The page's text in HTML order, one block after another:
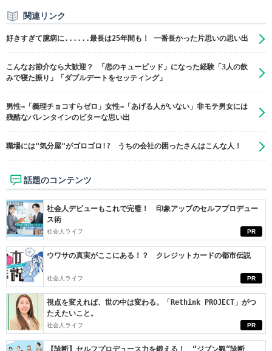
関連リンク
好きすぎて臆病に......最長は25年間も！ 一番長かった片思いの思い出
こんなお節介なら大歓迎？ 「恋のキューピッド」になった経験「3人の飲
みで寝た振り」「ダブルデートをセッティング」
男性→「義理チョコすらゼロ」女性→「あげる人がいない」非モテ男女には
残酷なバレンタインのビターな思い出
職場には"気分屋"がゴロゴロ!? うちの会社の困ったさんはこんな人！
話題のコンテンツ
PR
社会人デビューもこれで完璧！ 印象アップのセルフプロデュー
ス術
社会人ライフ
PR
ウワサの真実がここにある！？ クレジットカードの都市伝説
社会人ライフ
PR
視点を変えれば、世の中は変わる。「Rethink PROJECT」がつ
たえたいこと。
社会人ライフ
【診断】セルフプロデュース力を鍛える！ “ジブン観”診断